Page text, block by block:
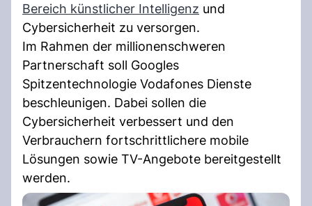
Bereich künstlicher Intelligenz und
Cybersicherheit zu versorgen.
Im Rahmen der millionenschweren
Partnerschaft soll Googles
Spitzentechnologie Vodafones Dienste
beschleunigen. Dabei sollen die
Cybersicherheit verbessert und den
Verbrauchern fortschrittlichere mobile
Lösungen sowie TV-Angebote bereitgestellt
werden.